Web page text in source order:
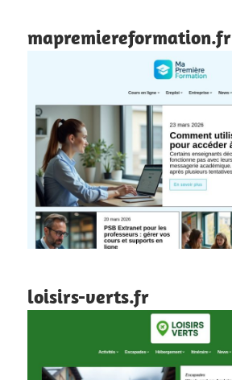
mapremiereformation.fr
loisirs-verts.fr